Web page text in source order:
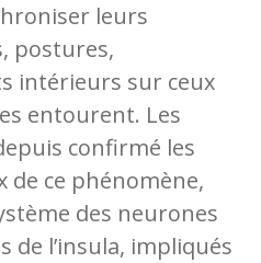
leurs
postures,
intérieurs sur ceux
entourent. Les
confirmé les
ce phénomène,
des neurones
de l’insula, impliqués